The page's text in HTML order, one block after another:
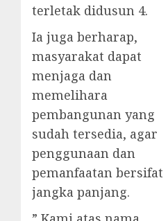
terletak didusun 4.
Ia juga berharap,
masyarakat dapat
menjaga dan
memelihara
pembangunan yang
sudah tersedia, agar
penggunaan dan
pemanfaatan bersifat
jangka panjang.